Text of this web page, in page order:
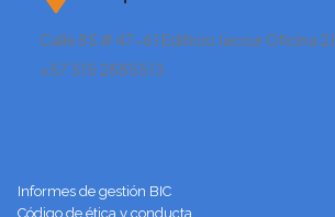
Calle 85 # 47-61 Edificio Jaccur Oficina 2J
+57 315 2885513
Informes de gestión BIC
Código de ética y conducta